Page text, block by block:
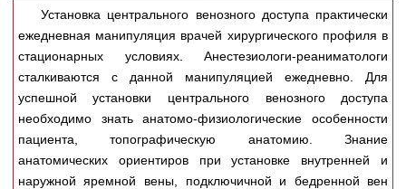
Лекции и презентации
Аккредитационные тесты (6)
Методические рекомендации 1050
Статьи
Восстановить пароль
Вход
Установка центрального венозного доступа практически
ежедневная манипуляция врачей хирургического профиля в
стационарных условиях. Анестезиологи-реаниматологи
сталкиваются с данной манипуляцией ежедневно. Для
успешной установки центрального венозного доступа
необходимо знать анатомо-физиологические особенности
пациента, топографическую анатомию. Знание
анатомических ориентиров при установке внутренней и
наружной яремной вены, подключичной и бедренной вен